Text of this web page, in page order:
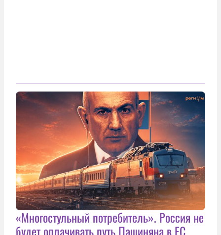
«Многостульный потребитель». Россия не
будет оплачивать путь Пашиняна в ЕС